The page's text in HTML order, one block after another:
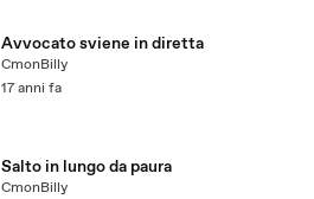
Avvocato sviene in diretta
CmonBilly
17 anni fa
Salto in lungo da paura
CmonBilly